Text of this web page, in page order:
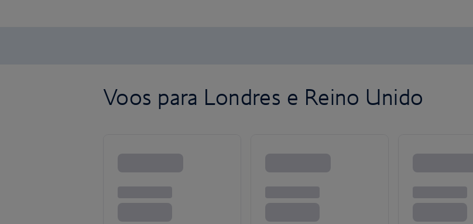
Voos para Londres e Reino Unido